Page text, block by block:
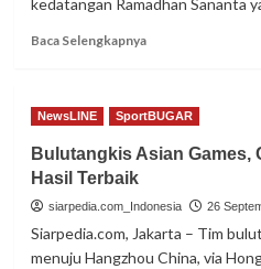
kedatangan Ramadhan Sananta
Baca SelengkapnyaRead
Asian
Ramadhan
Tiba
di
NewsLINE SportBUGAR
Bulutangkis Asian Games,
Hasil Terbaik
siarpedia.com_Indonesia 26
Siarpedia.com, Jakarta – Tim
menuju Hangzhou China, via